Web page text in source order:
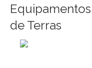
de Terras